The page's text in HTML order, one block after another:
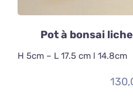
Pot à bonsai
H 5cm – L 17.5 cm l 14.8cm